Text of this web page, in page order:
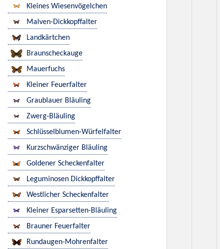
Kleines Wiesenvögelchen
Malven-Dickkopffalter
Landkärtchen
Braunscheckauge
Mauerfuchs
Kleiner Feuerfalter
Graublauer Bläuling
Zwerg-Bläuling
Schlüsselblumen-Würfelfalter
Kurzschwänziger Bläuling
Goldener Scheckenfalter
Leguminosen Dickkopffalter
Westlicher Scheckenfalter
Kleiner Esparsetten-Bläuling
Brauner Feuerfalter
Rundaugen-Mohrenfalter